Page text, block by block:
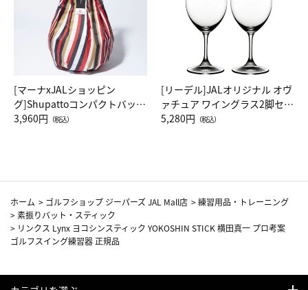
[マーナxJALショッピン
グ]Shupattoコンパクトバッグ
Drop JAL客室乗務員（LC）ス
3,960円 （税込）
[リーデル]JALオリジナル オヴ
ァチュア ワイングラス2脚セッ
ト（レッドワイン）
5,280円 （税込）
ホーム > ゴルフショップ ジーパーズ JAL Mall店 >練習用品・トレーニング
>素振りバット・スティック
> リンクス Lynx ヨコシンスティック YOKOSHIN STICK 横田真一 プロ考案
ゴルフスイング練習器 正規品